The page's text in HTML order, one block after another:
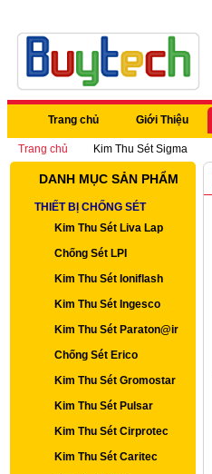
Trang chủ Giới Thiệu
Trang chủ Kim Thu Sét Sigma
DANH MỤC SẢN PHẨM
THIẾT BỊ CHỐNG SÉT
Kim Thu Sét Liva Lap
Chống Sét LPI
Kim Thu Sét Ioniflash
Kim Thu Sét Ingesco
Kim Thu Sét Paraton@ir
Chống Sét Erico
Kim Thu Sét Gromostar
Kim Thu Sét Pulsar
Kim Thu Sét Cirprotec
Kim Thu Sét Caritec